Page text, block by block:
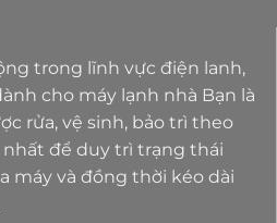
trong lĩnh vực điện lanh,
cho máy lạnh nhà Bạn là
rửa, vệ sinh, bảo trì theo
để duy trì trạng thái
máy và đồng thời kéo dài